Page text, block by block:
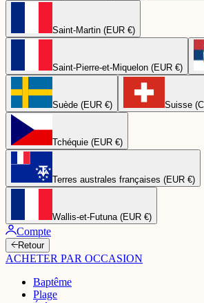
Saint-Martin (EUR €)
Saint-Pierre-et-Miquelon (EUR €)
Suède (EUR €) Suisse
Tchéquie (EUR €)
Terres australes françaises (EUR €)
Wallis-et-Futuna (EUR €)
Compte
Retour
ACHETER PAR OCCASION
Baptême
Plage